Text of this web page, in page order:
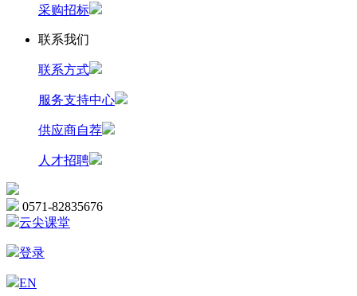
采购招标
联系我们
联系方式
服务支持中心
供应商自荐
人才招聘
0571-82835676
云尖课堂
登录
EN